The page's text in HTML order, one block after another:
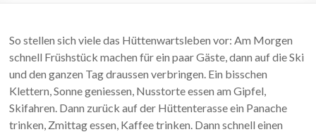
So stellen sich viele das Hüttenwartsleben vor: Am Morgen
schnell Früshstück machen für ein paar Gäste, dann auf die Ski
und den ganzen Tag draussen verbringen. Ein bisschen
Klettern, Sonne geniessen, Nusstorte essen am Gipfel,
Skifahren. Dann zurück auf der Hüttenterasse ein Panache
trinken, Zmittag essen, Kaffee trinken. Dann schnell einen